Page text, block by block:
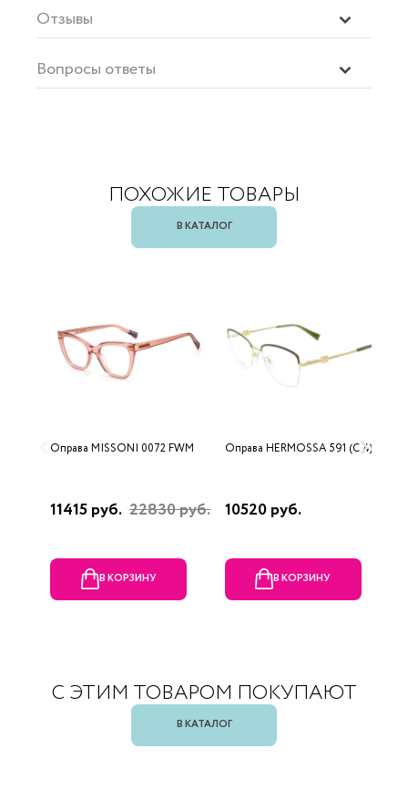
Отзывы
Вопросы ответы
ПОХОЖИЕ ТОВАРЫ
В КАТАЛОГ
Оправа MISSONI 0072 FWM
11415 руб. 22830 руб.
В КОРЗИНУ
Оправа HERMOSSA 591 (C 4)
10520 руб.
В КОРЗИНУ
С ЭТИМ ТОВАРОМ ПОКУПАЮТ
В КАТАЛОГ